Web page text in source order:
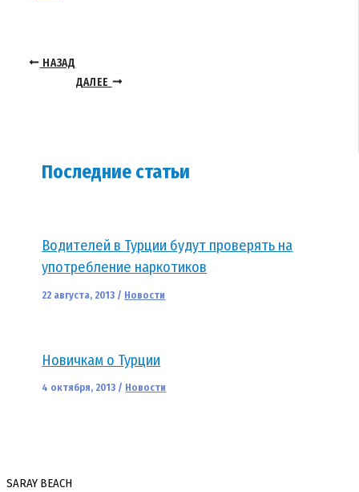
НАЗАД
ДАЛЕЕ
Последние статьи
Водителей в Турции будут проверять на
употребление наркотиков
22 августа, 2013 / Новости
Новичкам о Турции
4 октября, 2013 / Новости
SARAY BEACH